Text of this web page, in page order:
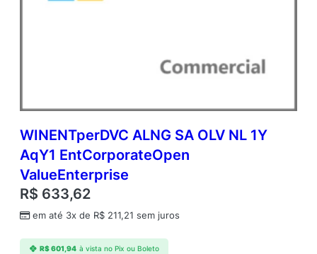
WINENTperDVC ALNG SA OLV NL 1Y
AqY1 EntCorporateOpen
ValueEnterprise
R$ 633,62
em até 3x de R$ 211,21 sem juros
R$601,94 à vista no Pix ou Boleto